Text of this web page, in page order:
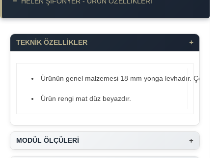
TEKNİK ÖZELLİKLER +
Ürünün genel malzemesi 18 mm yonga levhadır. Çocuk
Ürün rengi mat düz beyazdır.
MODÜL ÖLÇÜLERİ +